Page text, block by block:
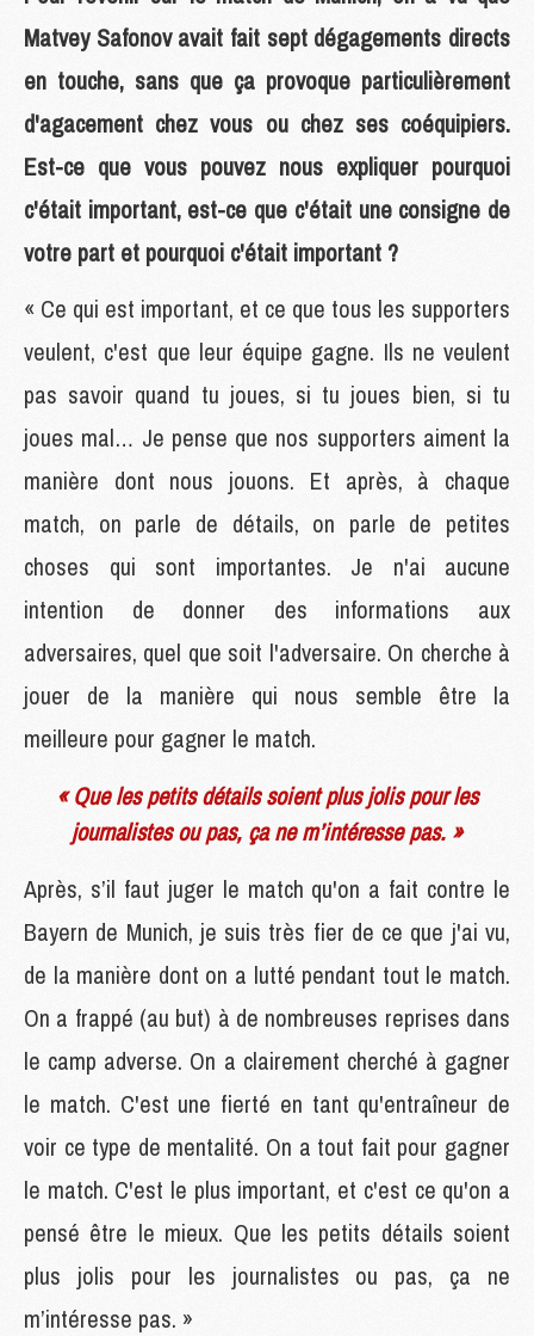
Matvey Safonov avait fait sept dégagements directs
en touche, sans que ça provoque particulièrement
d'agacement chez vous ou chez ses coéquipiers.
Est-ce que vous pouvez nous expliquer pourquoi
c'était important, est-ce que c'était une consigne de
votre part et pourquoi c'était important ?
« Ce qui est important, et ce que tous les supporters
veulent, c'est que leur équipe gagne. Ils ne veulent
pas savoir quand tu joues, si tu joues bien, si tu
joues mal… Je pense que nos supporters aiment la
manière dont nous jouons. Et après, à chaque
match, on parle de détails, on parle de petites
choses qui sont importantes. Je n'ai aucune
intention de donner des informations aux
adversaires, quel que soit l'adversaire. On cherche à
jouer de la manière qui nous semble être la
meilleure pour gagner le match.
« Que les petits détails soient plus jolis pour les
journalistes ou pas, ça ne m’intéresse pas. »
Après, s’il faut juger le match qu'on a fait contre le
Bayern de Munich, je suis très fier de ce que j'ai vu,
de la manière dont on a lutté pendant tout le match.
On a frappé (au but) à de nombreuses reprises dans
le camp adverse. On a clairement cherché à gagner
le match. C'est une fierté en tant qu'entraîneur de
voir ce type de mentalité. On a tout fait pour gagner
le match. C'est le plus important, et c'est ce qu'on a
pensé être le mieux. Que les petits détails soient
plus jolis pour les journalistes ou pas, ça ne
m’intéresse pas. »